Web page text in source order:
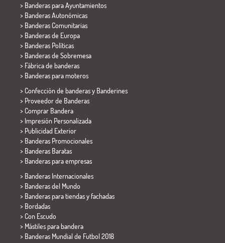
> Banderas para Ayuntamientos
> Banderas Autonómicas
> Banderas Comunitarias
> Banderas de Europa
> Banderas Políticas
> Banderas de Sobremesa
> Fábrica de banderas
> Banderas para moteros
> Confección de banderas y Banderines
> Proveedor de Banderas
> Comprar Bandera
> Impresión Personalizada
> Publicidad Exterior
> Banderas Promocionales
> Banderas Baratas
> Banderas para empresas
> Banderas Internacionales
> Banderas del Mundo
> Banderas para tiendas y fachadas
> Bordadas
> Con Escudo
> Mástiles para bandera
> Banderas Mundial de Futbol 2018